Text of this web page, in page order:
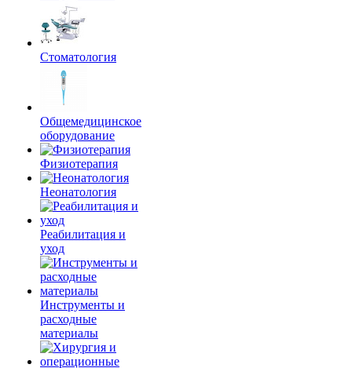
Стоматология
Общемедицинское
оборудование
Физиотерапия
Неонатология
Реабилитация и
уход
Инструменты и
расходные
материалы